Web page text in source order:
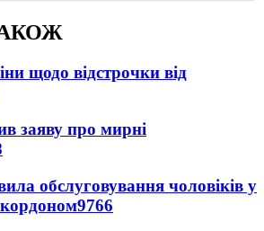
щодо відстрочки від
заяву про мирні
обслуговування чоловіків у
кордоном9766